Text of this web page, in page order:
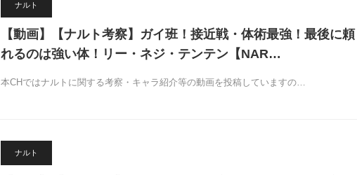
ナルト
【動画】【ナルト考察】ガイ班！接近戦・体術最強！最後に頼
れるのは強い体！リー・ネジ・テンテン【NAR…
本CHではナルトに関する考察・キャラ紹介等の動画を投稿していますの…
ナルト